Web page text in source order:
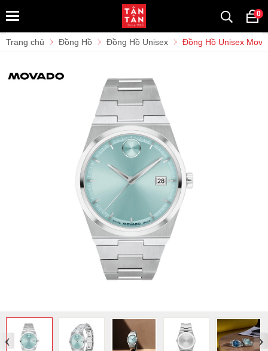
0
Trang chủ Đồng Hồ Đồng Hồ Unisex Đồng Hồ Unisex
‹ ›